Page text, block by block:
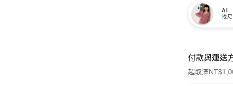
AI
找
付款與運送
超取滿